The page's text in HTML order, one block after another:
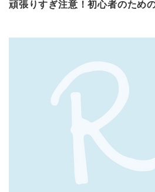
頑張りすぎ注意！初心者のため